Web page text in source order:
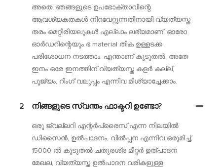
അതെ, ഞങ്ങളുടെ ഉപഭോക്താവിന്റെ
ആവശ്യകതകൾ നിറവേറ്റുന്നതിനായി വ്യത്യസ്ത
തരം മെറ്റീരിയലുകൾ എല്ലാം ലഭ്യമാണ്. ഓരോ
ഓർഡറിന്റെയും ഭ material തിക ഉള്ളടക്ക
പരിശോധന നടത്താം. എന്താണ് കൂടുതൽ, അതേ
ഇനം ഒരേ ഇനത്തിന് വ്യത്യസ്ത കളർ കല്ല്,
പൂജ്യം, റിംഗ് വലുപ്പം എന്നിവ മിശ്യാച്ചേക്കാം.
2 നിങ്ങളുടെ സ്വന്തം ഫാക്ടറി ഉണ്ടോ?
ഒരു ജ്വല്ലറി എന്റർപ്രൈസ് എന്ന നിലയിൽ
ഡിസൈൻ, ഉൽപാദനം, വിൽപ്പന എന്നിവ ഒരുമിച്ച്,
15000 ൽ കൂടുതൽ ചതുരശ്ര മീറ്റർ ഉത്പാദന
മേഖല, വ്യത്യസ്ത ഉൽപാദന വരികളുള്ള